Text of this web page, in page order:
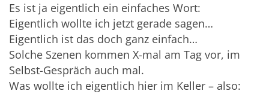
Es ist ja eigentlich ein einfaches Wort:
Eigentlich wollte ich jetzt gerade sagen…
Eigentlich ist das doch ganz einfach…
Solche Szenen kommen X-mal am Tag vor, im
Selbst-Gespräch auch mal.
Was wollte ich eigentlich hier im Keller – also: